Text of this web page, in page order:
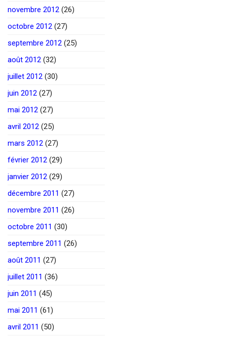
novembre 2012 (26)
octobre 2012 (27)
septembre 2012 (25)
août 2012 (32)
juillet 2012 (30)
juin 2012 (27)
mai 2012 (27)
avril 2012 (25)
mars 2012 (27)
février 2012 (29)
janvier 2012 (29)
décembre 2011 (27)
novembre 2011 (26)
octobre 2011 (30)
septembre 2011 (26)
août 2011 (27)
juillet 2011 (36)
juin 2011 (45)
mai 2011 (61)
avril 2011 (50)